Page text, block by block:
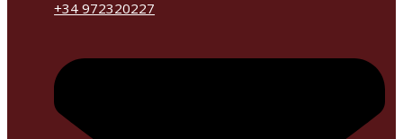
+34 972320227